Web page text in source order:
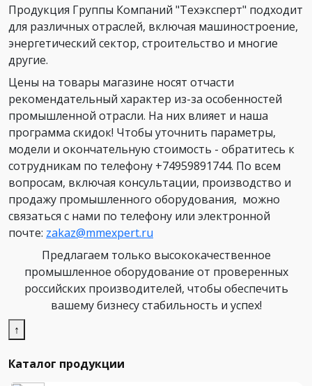
Продукция Группы Компаний "Техэксперт" подходит
для различных отраслей, включая машиностроение,
энергетический сектор, строительство и многие
другие.
Цены на товары магазине носят отчасти
рекомендательный характер из-за особенностей
промышленной отрасли. На них влияет и наша
программа скидок! Чтобы уточнить параметры,
модели и окончательную стоимость - обратитесь к
сотрудникам по телефону +74959891744. По всем
вопросам, включая консультации, производство и
продажу промышленного оборудования, можно
связаться с нами по телефону или электронной
почте: zakaz@mmexpert.ru
Предлагаем только высококачественное
промышленное оборудование от проверенных
российских производителей, чтобы обеспечить
вашему бизнесу стабильность и успех!
↑
Каталог продукции